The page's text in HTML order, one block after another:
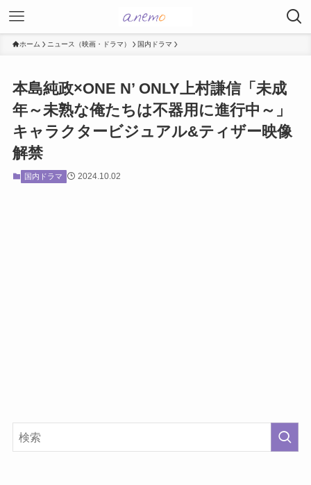
ホーム ニュース（映画・ドラマ） 国内ドラマ
本島純政×ONE N’ ONLY上村謙信「未成
年～未熟な俺たちは不器用に進行中～」
キャラクタービジュアル&ティザー映像
解禁
国内ドラマ 2024.10.02